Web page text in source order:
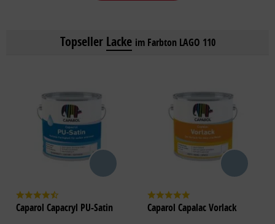
Topseller Lacke im Farbton LAGO 110
Caparol Capacryl PU-Satin Caparol Capalac Vorlack